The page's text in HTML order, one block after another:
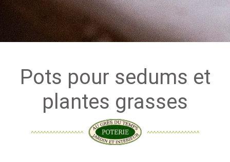
Pots pour sedums et
plantes grasses